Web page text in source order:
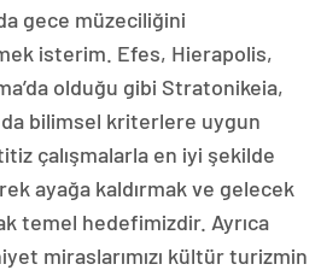
gece müzeciliğini
isterim. Efes, Hierapolis,
olduğu gibi Stratonikeia,
da bilimsel kriterlere uygun
çalışmalarla en iyi şekilde
ayağa kaldırmak ve gelecek
temel hedefimizdir. Ayrıca
miraslarımızı kültür turizmin